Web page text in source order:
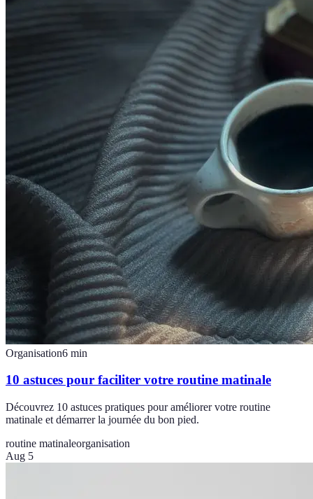
Organisation6 min
10 astuces pour faciliter votre routine matinale
Découvrez 10 astuces pratiques pour améliorer votre routine
matinale et démarrer la journée du bon pied.
routine matinaleorganisation
Aug 5